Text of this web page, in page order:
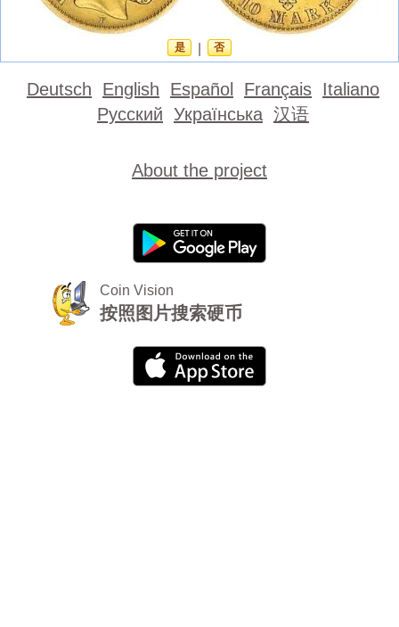
是 否
Deutsch English Español Français Italiano
Русский Українська 汉语
About the project
Coin Vision
按照图片搜索硬币